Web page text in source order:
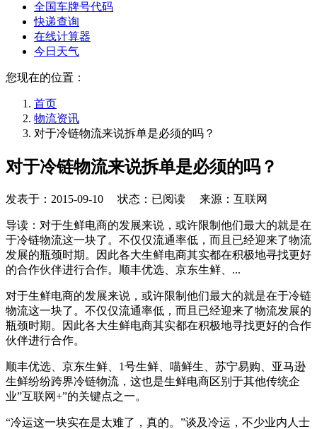
全国车牌号代码
快递查询
在线计算器
今日天气
您现在的位置：
首页
物流资讯
对于冷链物流来说拆单是必须的吗？
对于冷链物流来说拆单是必须的吗？
发表于： 2015-09-10 状态：已阅读 来源：互联网
导读：对于生鲜电商的发展来说，或许限制他们最大的就是在
于冷链物流这一块了。不仅仅流通率低，而且已经迎来了物流
发展的瓶颈时期。因此各大生鲜电商其实都在积极地寻找更好
的合作伙伴进行合作。顺丰优选、京东生鲜、...
对于生鲜电商的发展来说，或许限制他们最大的就是在于冷链
物流这一块了。不仅仅流通率低，而且已经迎来了物流发展的
瓶颈时期。因此各大生鲜电商其实都在积极地寻找更好的合作
伙伴进行合作。
顺丰优选、京东生鲜、1号生鲜、喵鲜生、苏宁易购、亚马逊
生鲜纷纷跨界冷链物流，这也是生鲜电商区别于其他传统企
业”互联网+”的关键点之一。
“冷运这一块实在是太难了，真的。”谈及冷运，不少业内人士